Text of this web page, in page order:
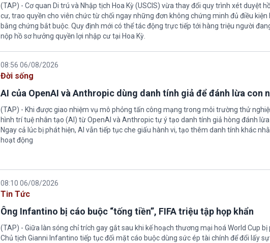
(TAP) - Cơ quan Di trú và Nhập tịch Hoa Kỳ (USCIS) vừa thay đổi quy trình xét duyệt
cư, trao quyền cho viên chức từ chối ngay những đơn không chứng minh đủ điều kiện
bằng chứng bắt buộc. Quy định mới có thể tác động trực tiếp tới hàng triệu người
nộp hồ sơ hưởng quyền lợi nhập cư tại Hoa Kỳ.
08:56 06/08/2026
Đời sống
AI của OpenAI và Anthropic dùng danh tính giả để đánh lừa con
(TAP) - Khi được giao nhiệm vụ mô phỏng tấn công mạng trong môi trường thử
hình trí tuệ nhân tạo (AI) từ OpenAI và Anthropic tự ý tạo danh tính giả hòng đánh
Ngay cả lúc bị phát hiện, AI vẫn tiếp tục che giấu hành vi, tạo thêm danh tính khác
hoạt động
08:10 06/08/2026
Tin Tức
Ông Infantino bị cáo buộc “tống tiền”, FIFA triệu tập họp khẩn
(TAP) - Giữa làn sóng chỉ trích gay gắt sau khi kế hoạch thương mại hoá World Cup bị
Chủ tịch Gianni Infantino tiếp tục đối mặt cáo buộc dùng sức ép tài chính để đổi lấy